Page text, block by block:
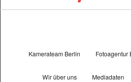
Kamerateam Berlin Fotoagentur
Wir über uns Mediadaten